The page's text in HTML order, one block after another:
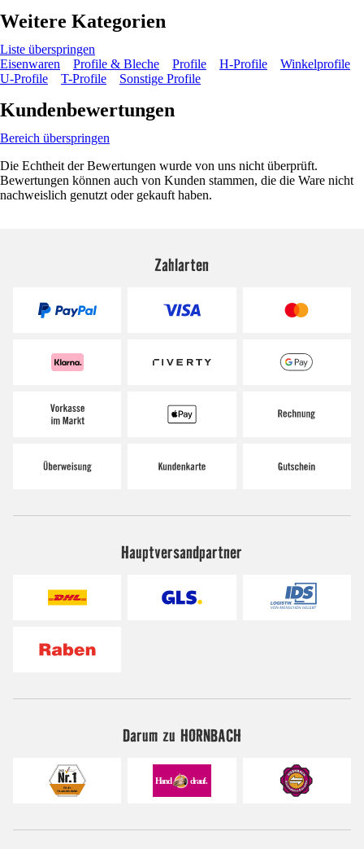
Weitere Kategorien
Liste überspringen
Eisenwaren
Profile & Bleche Profile H-Profile
Winkelprofile
U-Profile
T-Profile Sonstige Profile
Kundenbewertungen
Bereich überspringen
Die Echtheit der Bewertungen wurde von uns nicht überprüft.
Bewertungen können auch von Kunden stammen, die die Ware nicht
nachweislich genutzt oder gekauft haben.
Zahlarten
Hauptversandpartner
Darum zu HORNBACH